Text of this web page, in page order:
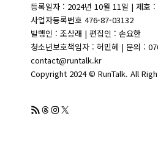
등록일자 : 2024년 10월 11일 | 제호 :
사업자등록번호 476-87-03132
발행인 : 조상래 | 편집인 : 손요한
청소년보호책임자 : 허민혜 | 문의 :
contact@runtalk.kr
Copyright 2024 © RunTalk. All
RSS 피드Threads
Instagram
X